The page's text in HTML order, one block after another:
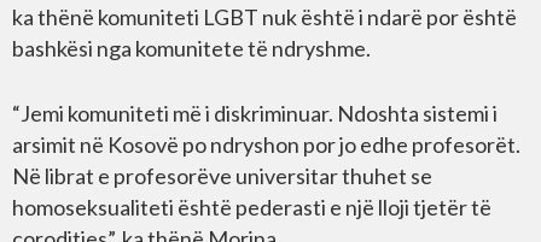
ka thënë komuniteti LGBT nuk është i ndarë por është
bashkësi nga komunitete të ndryshme.
“Jemi komuniteti më i diskriminuar. Ndoshta sistemi i
arsimit në Kosovë po ndryshon por jo edhe profesorët.
Në librat e profesorëve universitar thuhet se
homoseksualiteti është pederasti e një lloji tjetër të